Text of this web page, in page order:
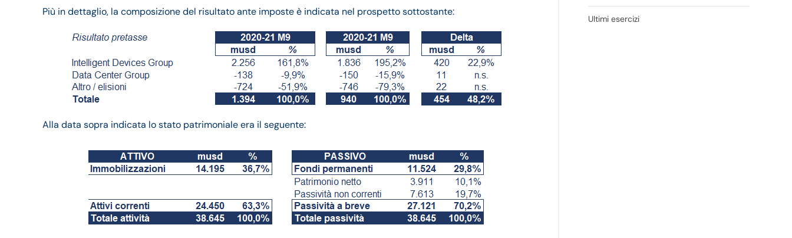
Più in dettaglio, la composizione del risultato ante imposteè indicata nel prospetto sottostante:
Alla data sopra indicata lo stato patrimoniale era il seguente:
Ultimi esercizi